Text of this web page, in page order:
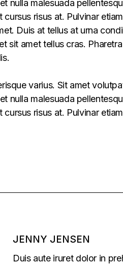
nulla malesuada
risus at. Pulvinar
Duis at tellus at urna
sit amet tellus cras.
varius. Sit amet
nulla malesuada
risus at. Pulvinar
JENNY JENSEN
Duis aute iruret dolor in